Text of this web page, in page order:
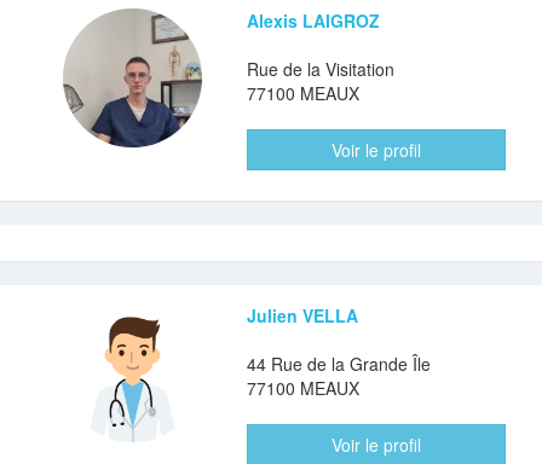
Alexis LAIGROZ
Rue de la Visitation
77100 MEAUX
Voir le profil
Julien VELLA
44 Rue de la Grande Île
77100 MEAUX
Voir le profil